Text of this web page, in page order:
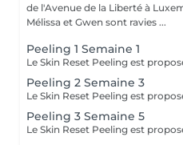
de l'Avenue de la Liberté à Luxembourg.
Mélissa et Gwen sont ravies ...
Peeling 1 Semaine 1
Peeling 2 Semaine 3
Peeling 3 Semaine 5